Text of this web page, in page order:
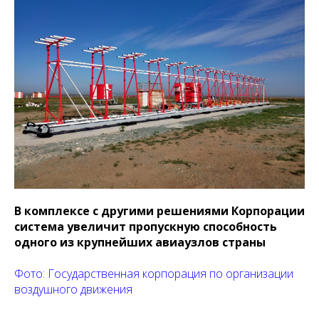
В комплексе с другими решениями Корпорации
система увеличит пропускную способность
одного из крупнейших авиаузлов страны
Фото: Государственная корпорация по организации
воздушного движения